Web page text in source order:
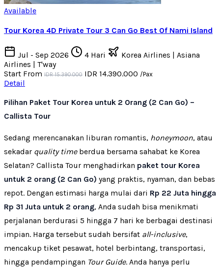
Available
Tour Korea 4D Private Tour 3 Can Go Best Of Nami Island
Jul - Sep 2026 4 Hari
Korea Airlines | Asiana
Airlines | T'way
Start From IDR 15.390.000 IDR 14.390.000 /Pax
Detail
Pilihan Paket Tour Korea untuk 2 Orang (2 Can Go) –
Callista Tour
Sedang merencanakan liburan romantis, honeymoon, atau
sekadar quality timeberdua bersama sahabat ke Korea
Selatan? Callista Tour menghadirkan paket tour Korea
untuk 2 orang (2 Can Go) yang praktis, nyaman, dan bebas
repot. Dengan estimasi harga mulai dari Rp 22 Juta hingga
Rp 31 Juta untuk 2 orang, Anda sudah bisa menikmati
perjalanan berdurasi 5 hingga 7 hari ke berbagai destinasi
impian. Harga tersebut sudah bersifat all-inclusive,
mencakup tiket pesawat, hotel berbintang, transportasi,
hingga pendampingan Tour Guide. Anda hanya perlu